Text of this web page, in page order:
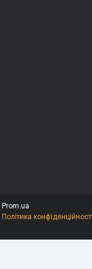
Prom.ua
Політика